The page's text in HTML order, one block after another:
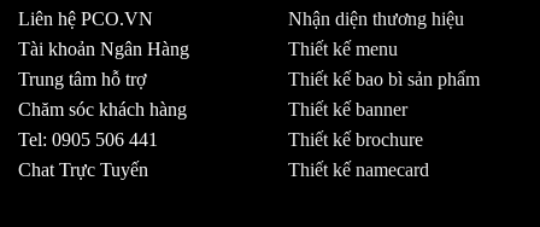
Liên hệ PCO.VN
Tài khoản Ngân Hàng
Trung tâm hỗ trợ
Chăm sóc khách hàng
Tel: 0905 506 441
Chat Trực Tuyến
Nhận diện thương hiệu
Thiết kế menu
Thiết kế bao bì sản phẩm
Thiết kế banner
Thiết kế brochure
Thiết kế namecard